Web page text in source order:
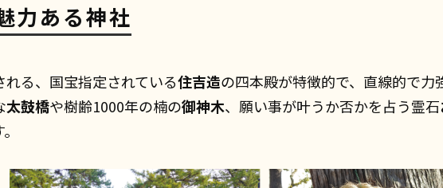
力ある神社
れる、国宝指定されている住吉造の四本殿が特徴的で、直線的で力
太鼓橋や樹齢1000年の楠の御神木、願い事が叶うか否かを占う霊石